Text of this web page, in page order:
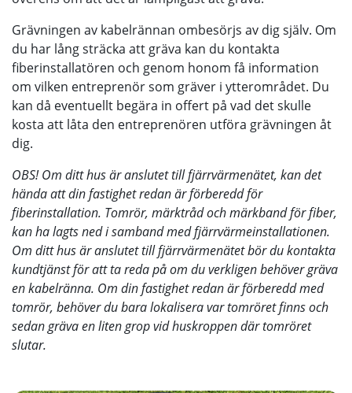
Grävningen av kabelrännan ombesörjs av dig själv. Om
du har lång sträcka att gräva kan du kontakta
fiberinstallatören och genom honom få information
om vilken entreprenör som gräver i ytterområdet. Du
kan då eventuellt begära in offert på vad det skulle
kosta att låta den entreprenören utföra grävningen åt
dig.
OBS! Om ditt hus är anslutet till fjärrvärmenätet, kan det
hända att din fastighet redan är förberedd för
fiberinstallation. Tomrör, märktråd och märkband för fiber,
kan ha lagts ned i samband med fjärrvärmeinstallationen.
Om ditt hus är anslutet till fjärrvärmenätet bör du kontakta
kundtjänst för att ta reda på om du verkligen behöver gräva
en kabelränna. Om din fastighet redan är förberedd med
tomrör, behöver du bara lokalisera var tomröret finns och
sedan gräva en liten grop vid huskroppen där tomröret
slutar.